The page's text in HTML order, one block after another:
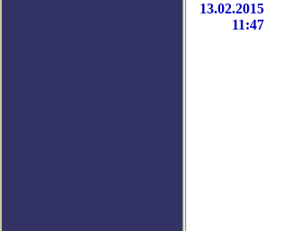
13.02.2015
11:47